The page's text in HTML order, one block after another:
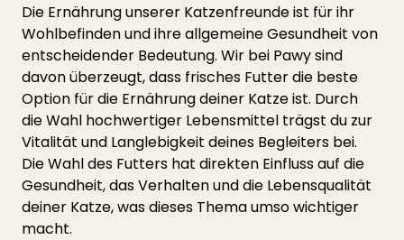
Die Ernährung unserer Katzenfreunde ist für ihr
Wohlbefinden und ihre allgemeine Gesundheit von
entscheidender Bedeutung. Wir bei Pawy sind
davon überzeugt, dass frisches Futter die beste
Option für die Ernährung deiner Katze ist. Durch
die Wahl hochwertiger Lebensmittel trägst du zur
Vitalität und Langlebigkeit deines Begleiters bei.
Die Wahl des Futters hat direkten Einfluss auf die
Gesundheit, das Verhalten und die Lebensqualität
deiner Katze, was dieses Thema umso wichtiger
macht.